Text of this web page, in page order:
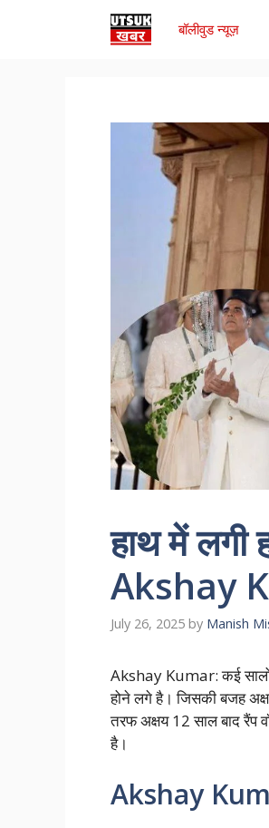
बॉलीवुड न्यूज़
हाथ में लगी
Akshay
July 26, 2025 by Manish
Akshay Kumar: कई सालों
होने लगे है। जिसकी बजह
तरफ अक्षय 12 साल बाद रैंप
है।
Akshay